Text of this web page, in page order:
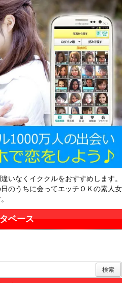
いなくイククルをおすすめします。
のうちに会ってエッチＯＫの素人女
ベース